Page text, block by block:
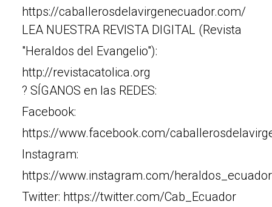
https://caballerosdelavirgenecuador.com/
LEA NUESTRA REVISTA DIGITAL (Revista
"Heraldos del Evangelio"):
http://revistacatolica.org
? SÍGANOS en las REDES:
Facebook:
https://www.facebook.com/
Instagram:
https://www.instagram.com/
Twitter: https://twitter.com/Cab_Ecuador